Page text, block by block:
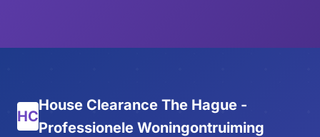
HC
House Clearance The Hague -
Professionele Woningontruiming